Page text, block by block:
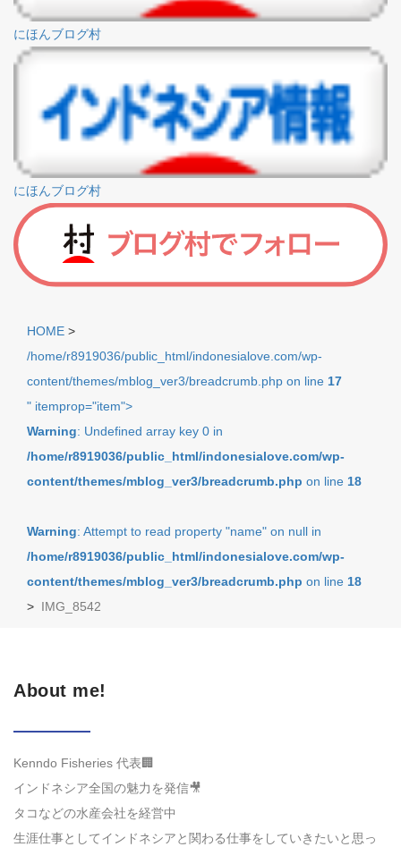
にほんブログ村
にほんブログ村
HOME >
/home/r8919036/public_html/indonesialove.com/wp-
content/themes/mblog_ver3/breadcrumb.php on line 17
" itemprop="item">
Warning: Undefined array key 0 in
/home/r8919036/public_html/indonesialove.com/wp-
content/themes/mblog_ver3/breadcrumb.php on line 18
Warning: Attempt to read property "name" on null in
/home/r8919036/public_html/indonesialove.com/wp-
content/themes/mblog_ver3/breadcrumb.php on line 18
> IMG_8542
About me!
Kenndo Fisheries 代表🏢
インドネシア全国の魅力を発信🎥
タコなどの水産会社を経営中
生涯仕事としてインドネシアと関わる仕事をしていきたいと思っ